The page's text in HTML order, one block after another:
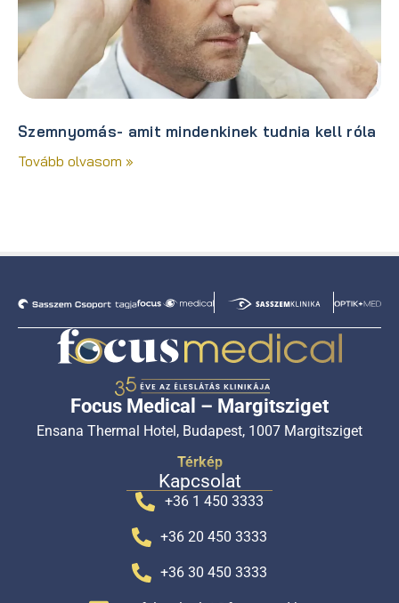
Szemnyomás- amit mindenkinek tudnia kell róla
Tovább olvasom »
Focus Medical – Margitsziget
Ensana Thermal Hotel, Budapest, 1007 Margitsziget
Térkép
Kapcsolat
+36 1 450 3333
+36 20 450 3333
+36 30 450 3333